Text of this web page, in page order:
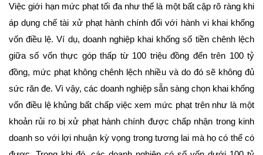
Việc giới hạn mức phạt tối đa như thế là một bất cập rõ ràng khi
áp dụng chế tài xử phạt hành chính đối với hành vi khai khống
vốn điều lệ. Ví dụ, doanh nghiệp khai khống số tiền chênh lệch
giữa số vốn thực góp thấp từ 100 triệu đồng đến trên 100 tỷ
đồng, mức phạt không chênh lệch nhiều và do đó sẽ không đủ
sức răn đe. Vì vậy, các doanh nghiệp sẵn sàng chọn khai khống
vốn điều lệ khủng bất chấp việc xem mức phạt trên như là một
khoản rủi ro bị xử phạt hành chính được chấp nhận trong kinh
doanh so với lợi nhuận kỳ vọng trong tương lai mà họ có thể có